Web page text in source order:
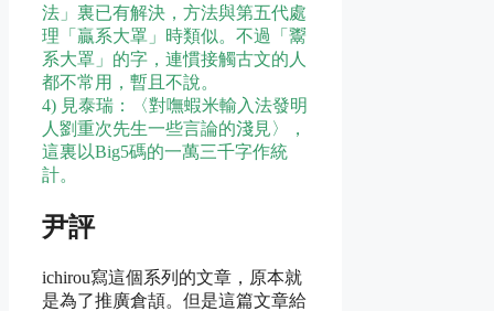
法」裏已有解決，方法與第五代處
理「贏系大罩」時類似。不過「鬻
系大罩」的字，連慣接觸古文的人
都不常用，暫且不說。
4) 見泰瑞：〈對嘸蝦米輸入法發明
人劉重次先生一些言論的淺見〉，
這裏以Big5碼的一萬三千字作統
計。
尹評
ichirou寫這個系列的文章，原本就
是為了推廣倉頡。但是這篇文章給